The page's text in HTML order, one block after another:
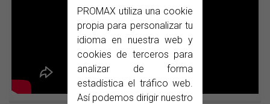
PROMAX utiliza una cookie
propia para personalizar tu
idioma en nuestra web y
cookies de terceros para
analizar de forma
estadística el tráfico web.
Así podemos dirigir nuestro